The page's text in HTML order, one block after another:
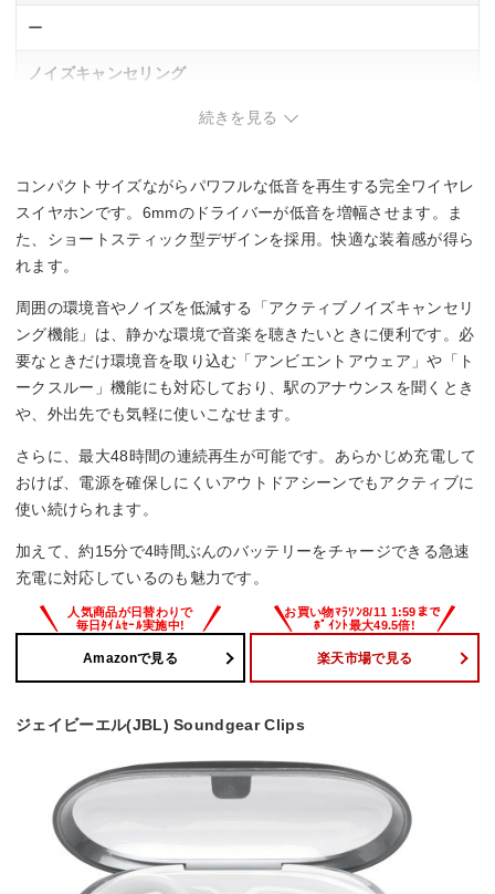
ー
ノイズキャンセリング
◯
連続再生時間
約12時間(ANCオフ時)
約10時間(ANCオン時)
防水・防塵性能
IP54
続きを見る
コンパクトサイズながらパワフルな低音を再生する完全ワイヤレ
スイヤホンです。6mmのドライバーが低音を増幅させます。ま
た、ショートスティック型デザインを採用。快適な装着感が得ら
れます。
周囲の環境音やノイズを低減する「アクティブノイズキャンセリ
ング機能」は、静かな環境で音楽を聴きたいときに便利です。必
要なときだけ環境音を取り込む「アンビエントアウェア」や「ト
ークスルー」機能にも対応しており、駅のアナウンスを聞くとき
や、外出先でも気軽に使いこなせます。
さらに、最大48時間の連続再生が可能です。あらかじめ充電して
おけば、電源を確保しにくいアウトドアシーンでもアクティブに
使い続けられます。
加えて、約15分で4時間ぶんのバッテリーをチャージできる急速
充電に対応しているのも魅力です。
Amazonで見る 楽天市場で見る
ジェイビーエル(JBL) Soundgear Clips